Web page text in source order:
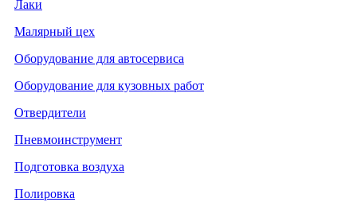
Лаки
Малярный цех
Оборудование для автосервиса
Оборудование для кузовных работ
Отвердители
Пневмоинструмент
Подготовка воздуха
Полировка